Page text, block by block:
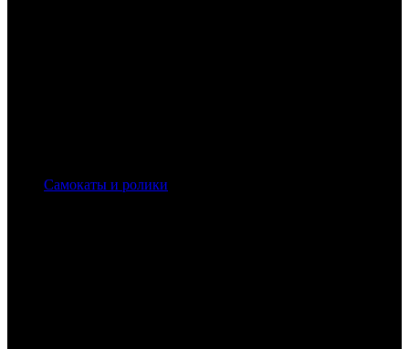
Самокаты и ролики